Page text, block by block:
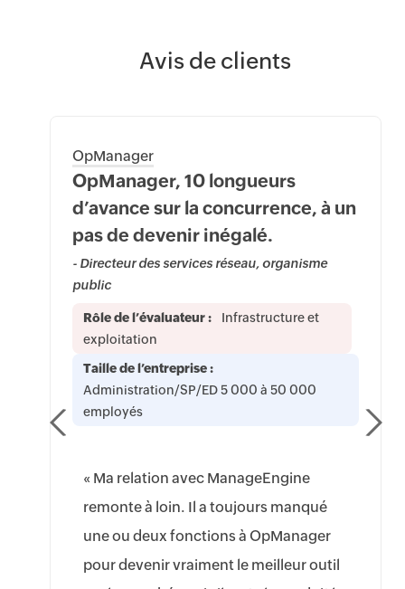
Avis de clients
OpManager
OpManager, 10 longueurs
d’avance sur la concurrence, à un
pas de devenir inégalé.
- Directeur des services réseau, organisme
public
Rôle de l’évaluateur :
Infrastructure et
exploitation
Taille de l’entreprise :
Administration/SP/ED 5 000 à 50 000
employés
« Ma relation avec ManageEngine
remonte à loin. Il a toujours manqué
une ou deux fonctions à OpManager
pour devenir vraiment le meilleur outil